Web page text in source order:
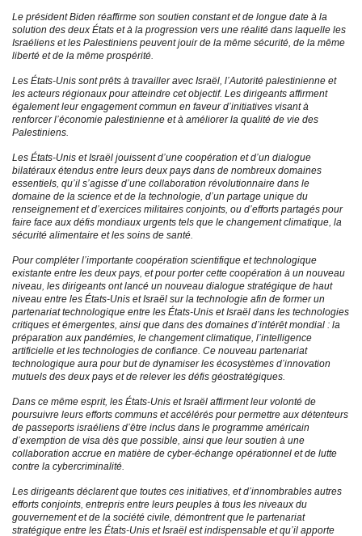
Le président Biden réaffirme son soutien constant et de longue date à la
solution des deux États et à la progression vers une réalité dans laquelle les
Israéliens et les Palestiniens peuvent jouir de la même sécurité, de la même
liberté et de la même prospérité.
Les États-Unis sont prêts à travailler avec Israël, l’Autorité palestinienne et
les acteurs régionaux pour atteindre cet objectif. Les dirigeants affirment
également leur engagement commun en faveur d’initiatives visant à
renforcer l’économie palestinienne et à améliorer la qualité de vie des
Palestiniens.
Les États-Unis et Israël jouissent d’une coopération et d’un dialogue
bilatéraux étendus entre leurs deux pays dans de nombreux domaines
essentiels, qu’il s’agisse d’une collaboration révolutionnaire dans le
domaine de la science et de la technologie, d’un partage unique du
renseignement et d’exercices militaires conjoints, ou d’efforts partagés pour
faire face aux défis mondiaux urgents tels que le changement climatique, la
sécurité alimentaire et les soins de santé.
Pour compléter l’importante coopération scientifique et technologique
existante entre les deux pays, et pour porter cette coopération à un nouveau
niveau, les dirigeants ont lancé un nouveau dialogue stratégique de haut
niveau entre les États-Unis et Israël sur la technologie afin de former un
partenariat technologique entre les États-Unis et Israël dans les technologies
critiques et émergentes, ainsi que dans des domaines d’intérêt mondial : la
préparation aux pandémies, le changement climatique, l’intelligence
artificielle et les technologies de confiance. Ce nouveau partenariat
technologique aura pour but de dynamiser les écosystèmes d’innovation
mutuels des deux pays et de relever les défis géostratégiques.
Dans ce même esprit, les États-Unis et Israël affirment leur volonté de
poursuivre leurs efforts communs et accélérés pour permettre aux détenteurs
de passeports israéliens d’être inclus dans le programme américain
d’exemption de visa dès que possible, ainsi que leur soutien à une
collaboration accrue en matière de cyber-échange opérationnel et de lutte
contre la cybercriminalité.
Les dirigeants déclarent que toutes ces initiatives, et d’innombrables autres
efforts conjoints, entrepris entre leurs peuples à tous les niveaux du
gouvernement et de la société civile, démontrent que le partenariat
stratégique entre les États-Unis et Israël est indispensable et qu’il apporte